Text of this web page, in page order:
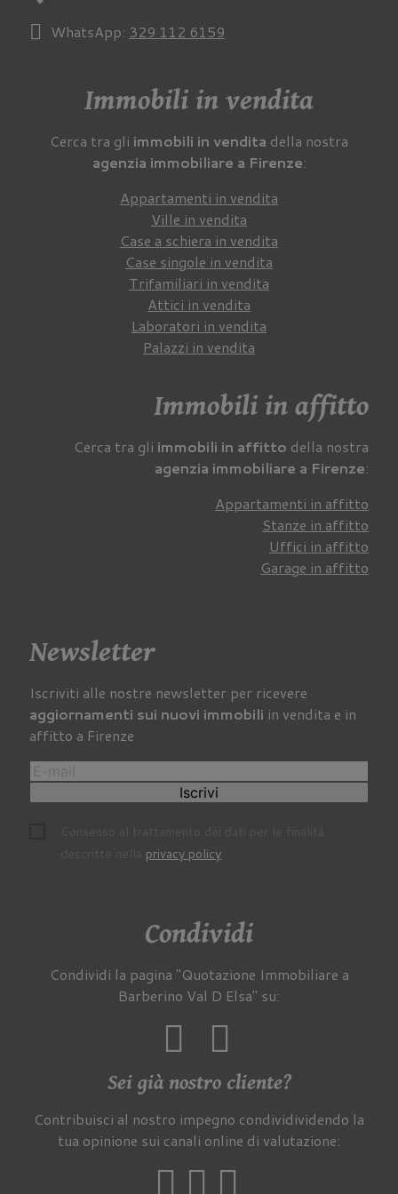
WhatsApp: 329 112 6159
Immobili in vendita
Cerca tra gli immobili in vendita della nostra
agenzia immobiliare a Firenze:
Appartamenti in vendita
Ville in vendita
Case a schiera in vendita
Case singole in vendita
Trifamiliari in vendita
Attici in vendita
Laboratori in vendita
Palazzi in vendita
Immobili in affitto
Cerca tra gli immobili in affitto della nostra
agenzia immobiliare a Firenze:
Appartamenti in affitto
Stanze in affitto
Uffici in affitto
Garage in affitto
Newsletter
Iscriviti alle nostre newsletter per ricevere
aggiornamenti sui nuovi immobili in vendita e in
affitto a Firenze
Iscrivi
privacy policy.
Condividi
Condividi la pagina "Quotazione Immobiliare a
Barberino Val D Elsa" su:
Sei già nostro cliente?
Contribuisci al nostro impegno condividividendo la
tua opinione sui canali online di valutazione: